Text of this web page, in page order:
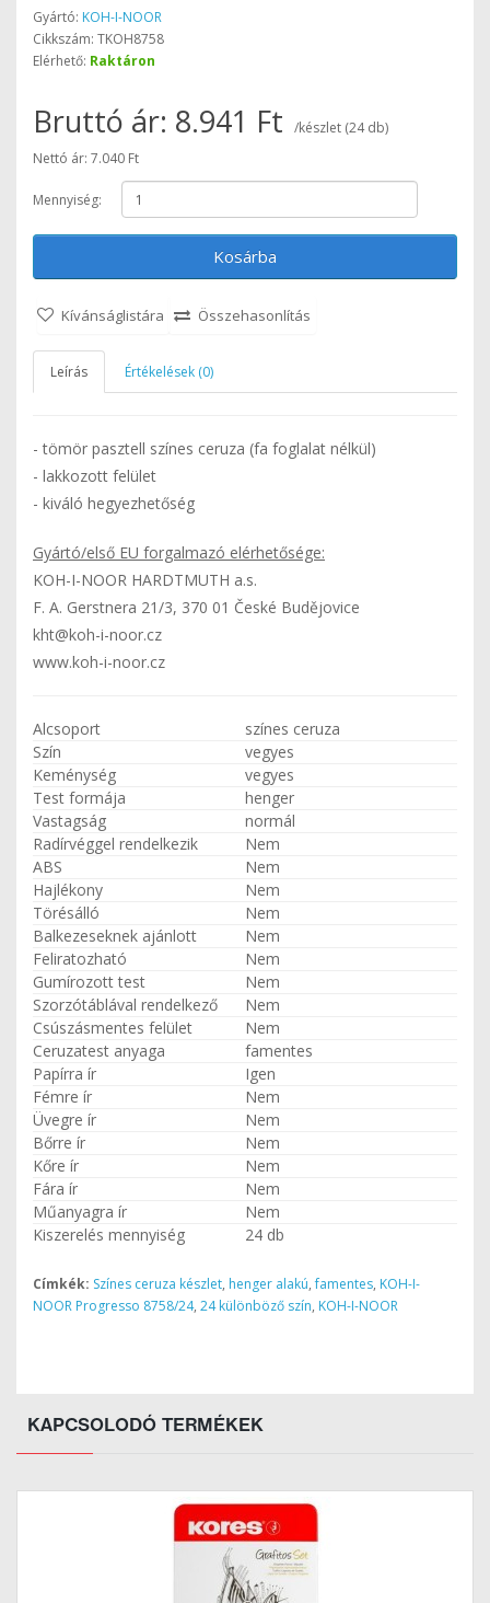
Gyártó: KOH-I-NOOR
Cikkszám: TKOH8758
Elérhető: Raktáron
Bruttó ár: 8.941 Ft
/készlet (24 db)
Nettó ár: 7.040 Ft
Mennyiség:
Kosárba
Kívánságlistára Összehasonlítás
Leírás Értékelések (0)
- tömör pasztell színes ceruza (fa foglalat nélkül)
- lakkozott felület
- kiváló hegyezhetőség
Gyártó/első EU forgalmazó elérhetősége:
KOH-I-NOOR HARDTMUTH a.s.
F. A. Gerstnera 21/3, 370 01 České Budějovice
kht@koh-i-noor.cz
www.koh-i-noor.cz
Alcsoport
színes ceruza
Szín
vegyes
Keménység
vegyes
Test formája
henger
Vastagság
normál
Radírvéggel rendelkezik
Nem
ABS
Nem
Hajlékony
Nem
Törésálló
Nem
Balkezeseknek ajánlott
Nem
Feliratozható
Nem
Gumírozott test
Nem
Szorzótáblával rendelkező
Nem
Csúszásmentes felület
Nem
Ceruzatest anyaga
famentes
Papírra ír
Igen
Fémre ír
Nem
Üvegre ír
Nem
Bőrre ír
Nem
Kőre ír
Nem
Fára ír
Nem
Műanyagra ír
Nem
Kiszerelés mennyiség
24 db
Címkék: Színes ceruza készlet, henger alakú,famentes, KOH-I-
NOOR Progresso 8758/24, 24 különböző szín, KOH-I-NOOR
KAPCSOLODÓ TERMÉKEK